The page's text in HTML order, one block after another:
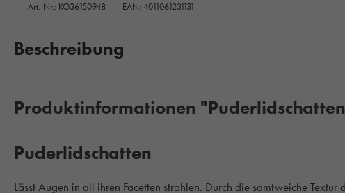
Art.-Nr.: KO36150948 EAN: 4011061231131
Beschreibung
Produktinformationen
Puderlidschatten
Lässt Augen in all ihren Facetten strahlen. Durch die samtweiche Textur